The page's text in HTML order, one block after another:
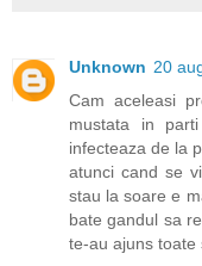
Unknown 20
Cam aceleasi
mustata in
infecteaza de la
atunci cand se
stau la soare e
bate gandul sa
te-au ajuns toate